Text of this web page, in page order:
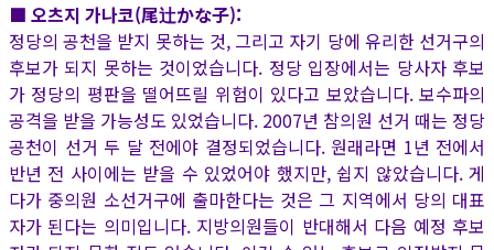
■ 오츠지 가나코(尾辻かな子):
정당의 공천을 받지 못하는 것, 그리고 자기 당에 유리한 선거구의
후보가 되지 못하는 것이었습니다. 정당 입장에서는 당사자 후보
가 정당의 평판을 떨어뜨릴 위험이 있다고 보았습니다. 보수파의
공격을 받을 가능성도 있었습니다. 2007년 참의원 선거 때는 정당
공천이 선거 두 달 전에야 결정되었습니다. 원래라면 1년 전에서
반년 전 사이에는 받을 수 있었어야 했지만, 쉽지 않았습니다. 게
다가 중의원 소선거구에 출마한다는 것은 그 지역에서 당의 대표
자가 된다는 의미입니다. 지방의원들이 반대해서 다음 예정 후보